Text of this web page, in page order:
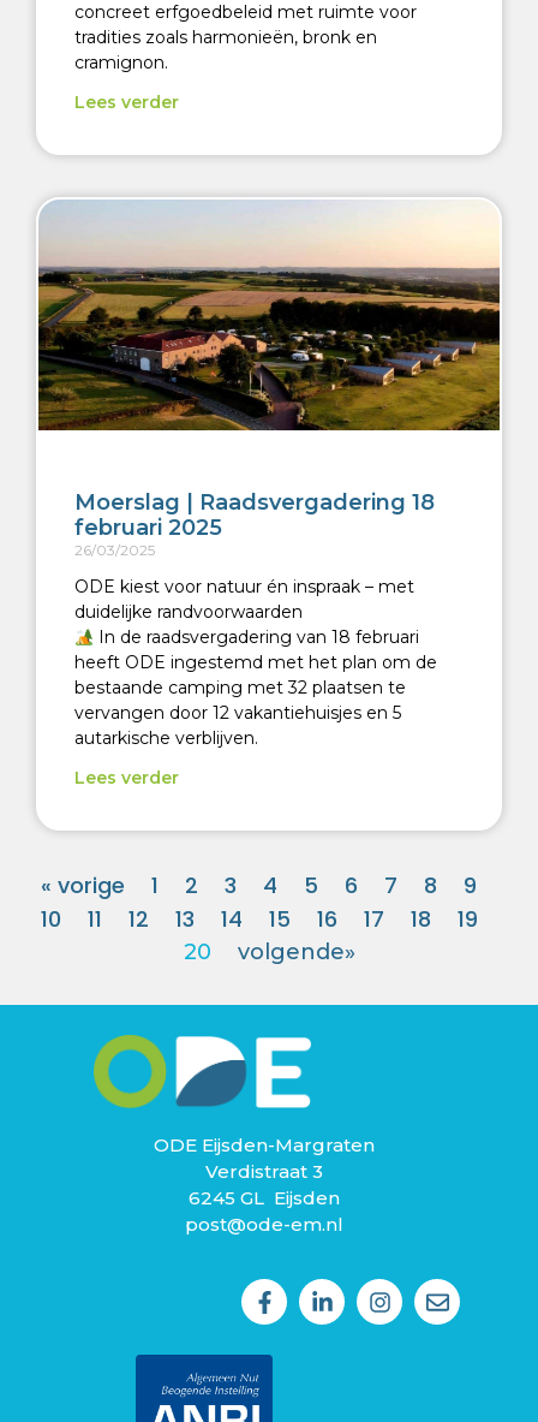
concreet erfgoedbeleid met ruimte voor
tradities zoals harmonieën, bronk en
cramignon.
Lees verder
Moerslag | Raadsvergadering 18
februari 2025
26/03/2025
ODE kiest voor natuur én inspraak – met
duidelijke randvoorwaarden
In de raadsvergadering van 18 februari
heeft ODE ingestemd met het plan om de
bestaande camping met 32 plaatsen te
vervangen door 12 vakantiehuisjes en 5
autarkische verblijven.
Lees verder
« vorige 1 2 3 4 5 6 7 8
9
10
11 12 13 14 15 16 17 18 19
20 volgende»
ODE Eijsden-Margraten
Verdistraat 3
6245 GL Eijsden
post@ode-em.nl